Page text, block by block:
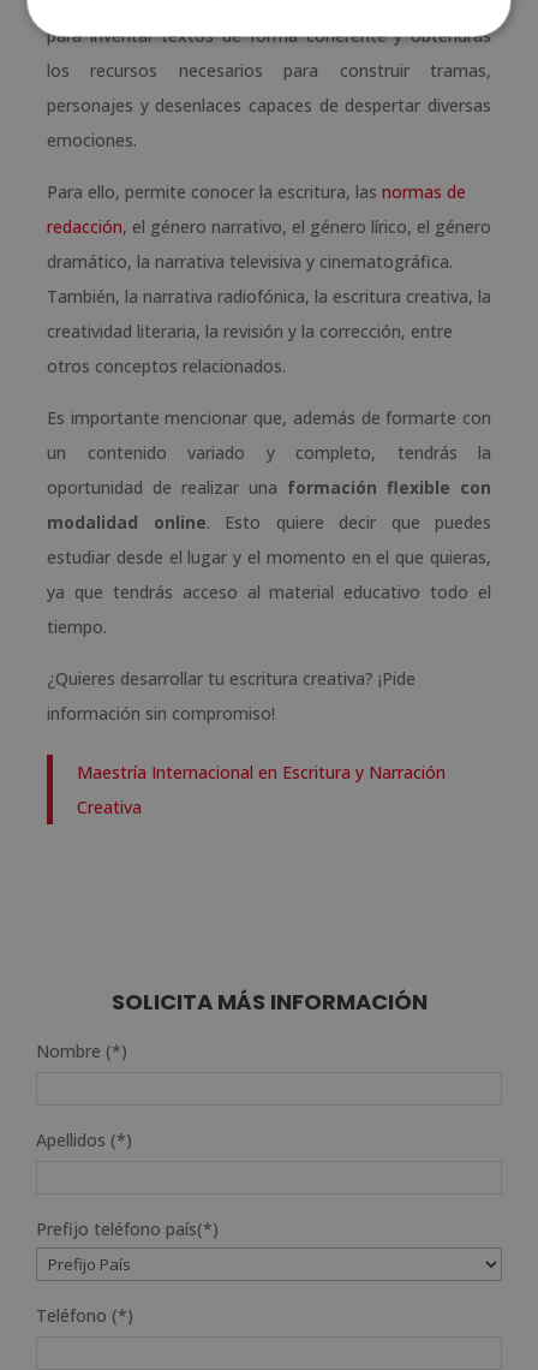
para inventar textos de forma coherente y obtendrás
los recursos necesarios para construir tramas,
personajes y desenlaces capaces de despertar diversas
emociones.
Para ello, permite conocer la escritura, las normas de
redacción, el género narrativo, el género lírico, el género
dramático, la narrativa televisiva y cinematográfica.
También, la narrativa radiofónica, la escritura creativa, la
creatividad literaria, la revisión y la corrección, entre
otros conceptos relacionados.
Es importante mencionar que, además de formarte con
un contenido variado y completo, tendrás la
oportunidad de realizar una formación flexible con
modalidad online. Esto quiere decir que puedes
estudiar desde el lugar y el momento en el que quieras,
ya que tendrás acceso al material educativo todo el
tiempo.
¿Quieres desarrollar tu escritura creativa? ¡Pide
información sin compromiso!
Maestría Internacional en Escritura y Narración
Creativa
SOLICITA MÁS INFORMACIÓN
Nombre (*)
Apellidos (*)
Prefijo teléfono país(*)
Teléfono (*)